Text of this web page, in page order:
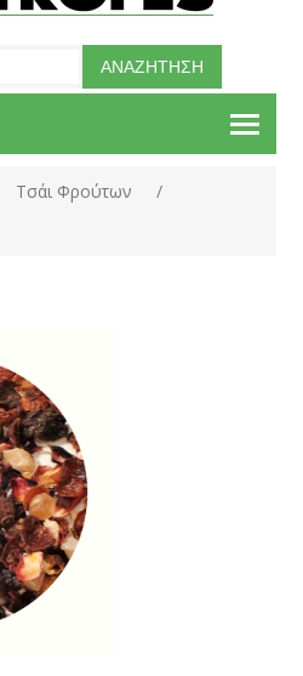
Τσάι Φρούτων
/